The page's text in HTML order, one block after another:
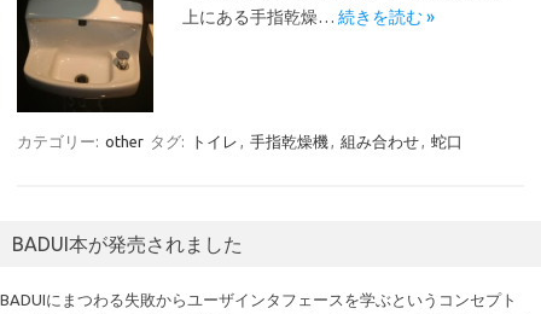
上にある手指乾燥… 続きを読む »
カテゴリー: other タグ: トイレ 手指乾燥機 組み合わせ 蛇口
BADUI本が発売されました
BADUIにまつわる失敗からユーザインタフェースを学ぶというコンセプト